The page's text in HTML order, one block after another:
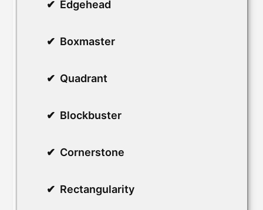
Edgehead
Boxmaster
Quadrant
Blockbuster
Cornerstone
Rectangularity